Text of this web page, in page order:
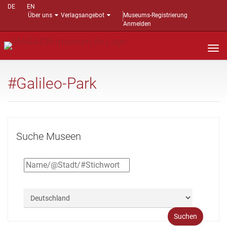
DE
EN
Über uns
Verlagsangebot
Museums-Registrierung
Anmelden
#Galileo-Park
Suche Museen